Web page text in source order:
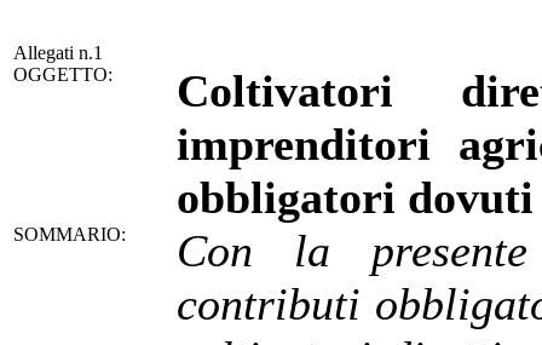
Allegati n.1
OGGETTO:
Coltivatori
imprenditori
obbligatori dovuti
SOMMARIO:
Con la
contributi